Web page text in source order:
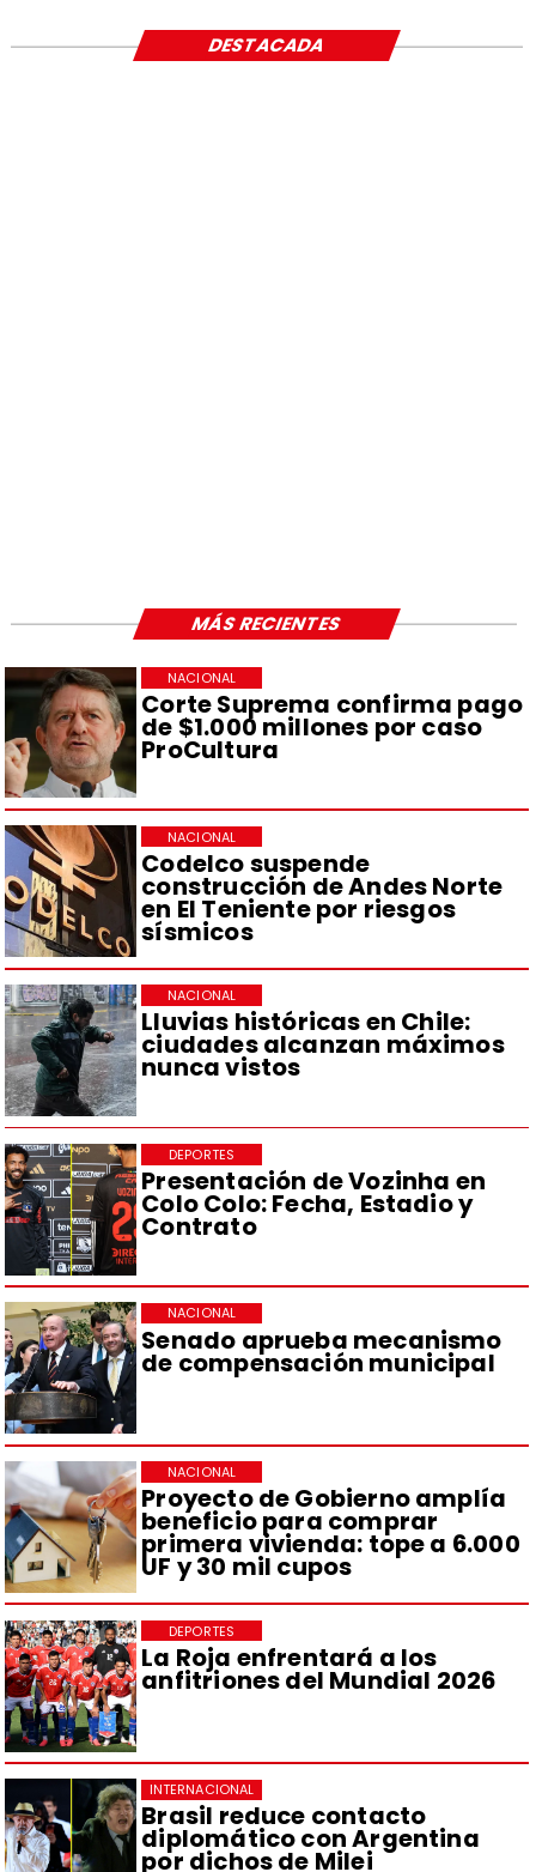
Corte Suprema confirma pago
de $1.000 millones por caso
ProCultura
NACIONAL
Codelco suspende
construcción de Andes Norte
en El Teniente por riesgos
sísmicos
NACIONAL
Lluvias históricas en Chile:
ciudades alcanzan máximos
nunca vistos
NACIONAL
Presentación de Vozinha en
Colo Colo: Fecha, Estadio y
Contrato
DEPORTES
Senado aprueba mecanismo
de compensación municipal
NACIONAL
Proyecto de Gobierno amplía
beneficio para comprar
primera vivienda: tope a 6.000
UF y 30 mil cupos
NACIONAL
La Roja enfrentará a los
anfitriones del Mundial 2026
DEPORTES
Brasil reduce contacto
diplomático con Argentina
por dichos de Milei
INTERNACIONAL
DESTACADA
MÁS RECIENTES